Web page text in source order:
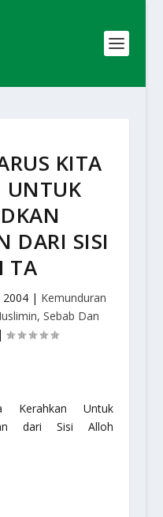
KITA
UNTUK
DARI SISI
TA
2004| Kemunduran
Sebab Dan
|
Untuk
dari Sisi Alloh